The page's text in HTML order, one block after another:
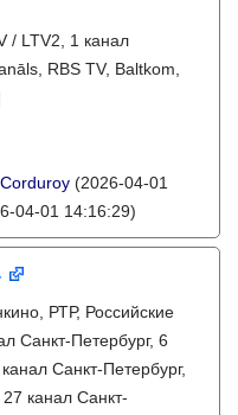
/ LTV2, 1 канал
RBS TV, Baltkom,
(2026-04-01
04-01 14:16:29)
РТР, Российские
Санкт-Петербург, 6
Санкт-Петербург,
канал Санкт-